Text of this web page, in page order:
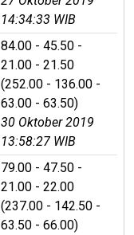
14:34:33 WIB
84.00 - 45.50 -
21.00 - 21.50
(252.00 - 136.00 -
63.00 - 63.50)
30 Oktober 2019
13:58:27 WIB
79.00 - 47.50 -
21.00 - 22.00
(237.00 - 142.50 -
63.50 - 66.00)